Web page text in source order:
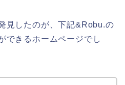
見したのが、下記&Robu.の
できるホームページでし